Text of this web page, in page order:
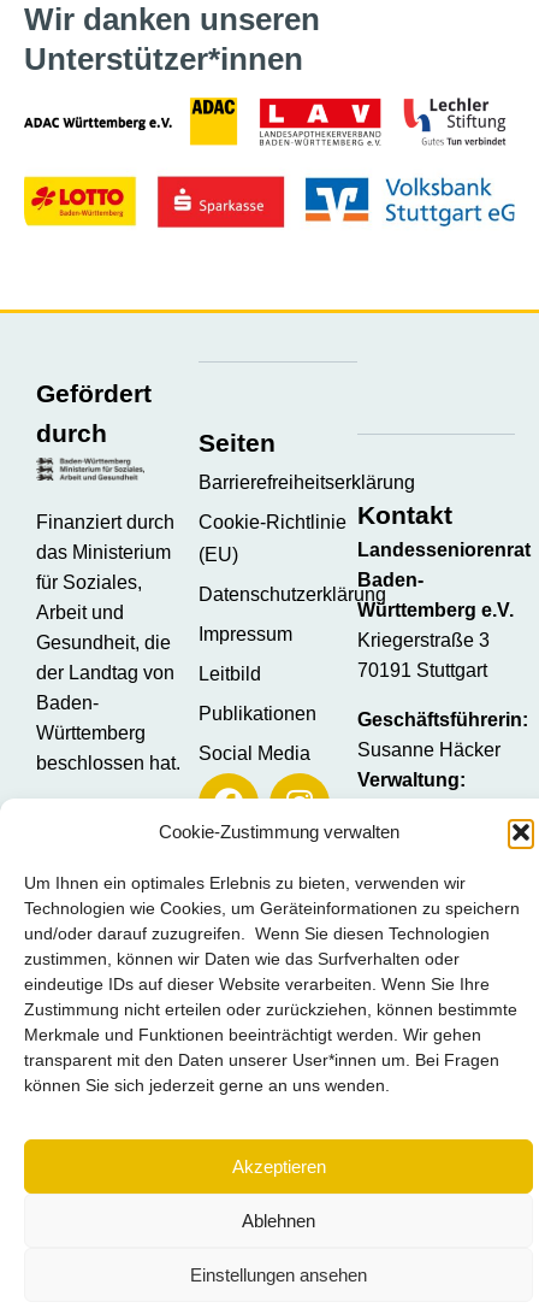
Cookie-Zustimmung verwalten
Um Ihnen ein optimales Erlebnis zu bieten, verwenden wir
Technologien wie Cookies, um Geräteinformationen zu speichern
und/oder darauf zuzugreifen. Wenn Sie diesen Technologien
zustimmen, können wir Daten wie das Surfverhalten oder
eindeutige IDs auf dieser Website verarbeiten. Wenn Sie Ihre
Zustimmung nicht erteilen oder zurückziehen, können bestimmte
Merkmale und Funktionen beeinträchtigt werden. Wir gehen
transparent mit den Daten unserer User*innen um. Bei Fragen
können Sie sich jederzeit gerne an uns wenden.
Akzeptieren
Ablehnen
Einstellungen ansehen
Wir danken unseren
Unterstützer*innen
Gefördert
durch
Finanziert durch
das Ministerium
für Soziales,
Arbeit und
Gesundheit, die
der Landtag von
Baden-
Württemberg
beschlossen hat.
Seiten
Barrierefreiheitserklärung
Cookie-Richtlinie
(EU)
Datenschutzerklärung
Impressum
Leitbild
Publikationen
Social Media
Kontakt
Landesseniorenrat
Baden-
Württemberg e.V.
Kriegerstraße 3
70191 Stuttgart
Geschäftsführerin:
Susanne Häcker
Verwaltung:
Telefon:0711 –
61 38 24
Mobil:0173 – 69
30 202
E-Mail: